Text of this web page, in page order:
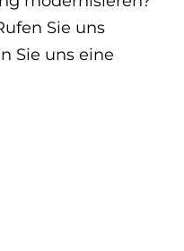
Sie uns
Sie uns eine